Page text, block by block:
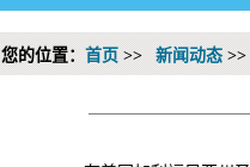
您的位置： 首页 >> 新闻动态 >>